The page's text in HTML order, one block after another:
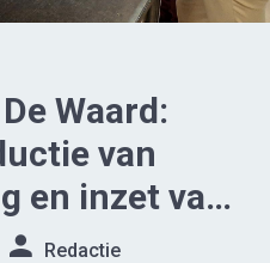
Waard:
van
en inzet van
krijgen
Redactie